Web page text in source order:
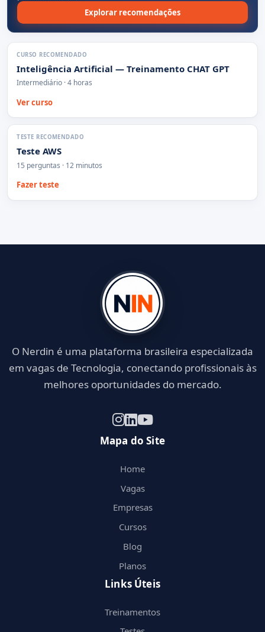
Explorar recomendações
CURSO RECOMENDADO
Inteligência Artificial — Treinamento CHAT GPT
Intermediário · 4 horas
Ver curso
TESTE RECOMENDADO
Teste AWS
15 perguntas · 12 minutos
Fazer teste
O Nerdin é uma plataforma brasileira especializada
em vagas de Tecnologia, conectando profissionais às
melhores oportunidades do mercado.
Mapa do Site
Home
Vagas
Empresas
Cursos
Blog
Planos
Links Úteis
Treinamentos